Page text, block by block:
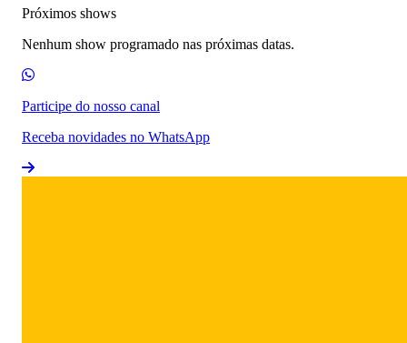
Próximos shows
Nenhum show programado nas próximas datas.
Participe do nosso canal
Receba novidades no WhatsApp